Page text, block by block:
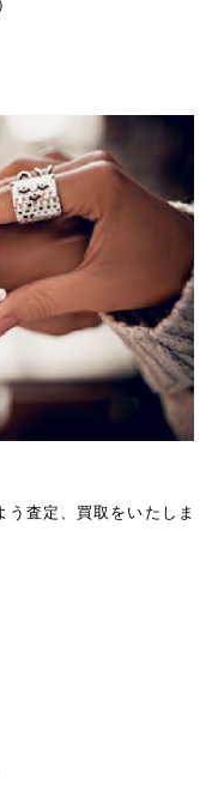
査定、買取をいたしま